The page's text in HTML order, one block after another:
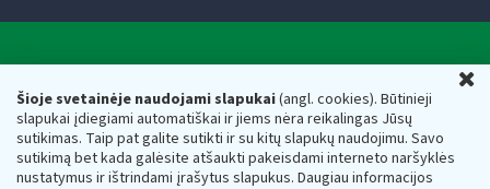
Šioje svetainėje naudojami slapukai(angl. cookies). Būtinieji
slapukai įdiegiami automatiškai ir jiems nėra reikalingas Jūsų
sutikimas. Taip pat galite sutikti ir su kitų slapukų naudojimu. Savo
sutikimą bet kada galėsite atšaukti pakeisdami interneto naršyklės
nustatymus ir ištrindami įrašytus slapukus. Daugiau informacijos
Respublikos finansų ministerijos
Biudžetinė įstaiga. Juridinio asmens kodas — 188659752,
adresas: Vasario 16-osios g. 14, 01107 Vilnius, Lietuva, el.paštas:
vmi@vmi.lt, E. pristatymo dėžutės adresas 188659752